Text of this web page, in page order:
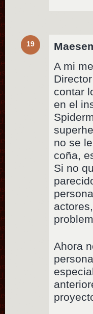
19
A mi
contar
en el
no se
coña,
Si no
Ahora